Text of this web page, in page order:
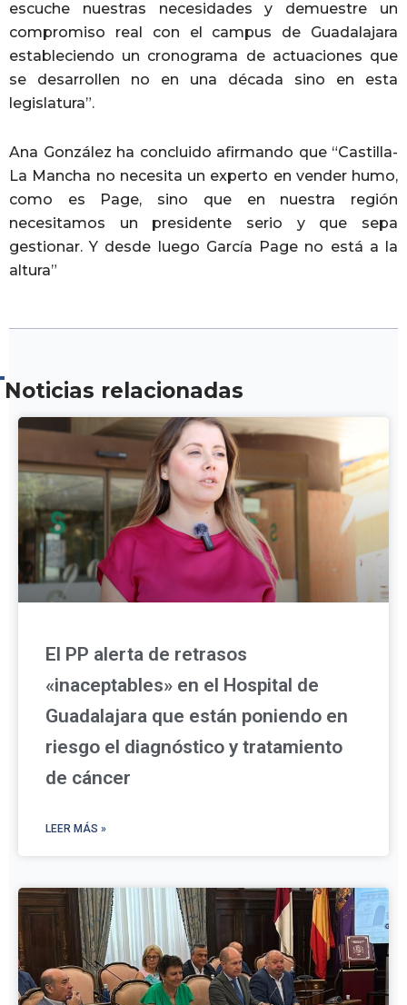
escuche nuestras necesidades y demuestre un
compromiso real con el campus de Guadalajara
estableciendo un cronograma de actuaciones que
se desarrollen no en una década sino en esta
legislatura”.
Ana González ha concluido afirmando que “Castilla-
La Mancha no necesita un experto en vender humo,
como es Page, sino que en nuestra región
necesitamos un presidente serio y que sepa
gestionar. Y desde luego García Page no está a la
altura”
Noticias relacionadas
El PP alerta de retrasos
«inaceptables» en el Hospital de
Guadalajara que están poniendo en
riesgo el diagnóstico y tratamiento
de cáncer
LEER MÁS »